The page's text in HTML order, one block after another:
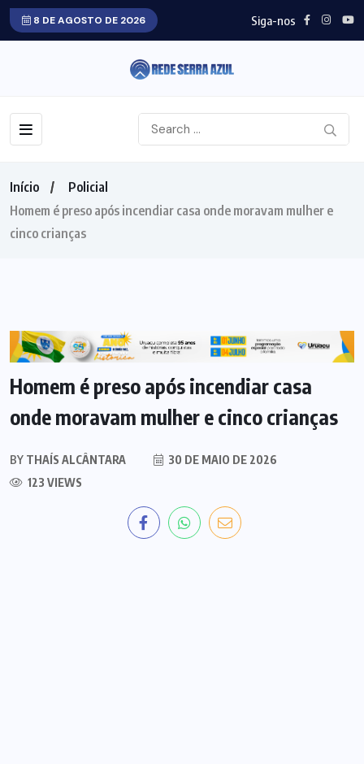
8 DE AGOSTO DE 2026 Siga-nos
Início
Policial
Homem é preso após incendiar casa onde moravam mulher e
cinco crianças
POLICIAL NORTE GOIANO
Homem é preso após incendiar casa
onde moravam mulher e cinco crianças
BY THAÍS ALCÂNTARA
30 DE MAIO DE 2026
123 VIEWS